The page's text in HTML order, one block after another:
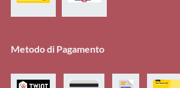
Metodo di Pagamento